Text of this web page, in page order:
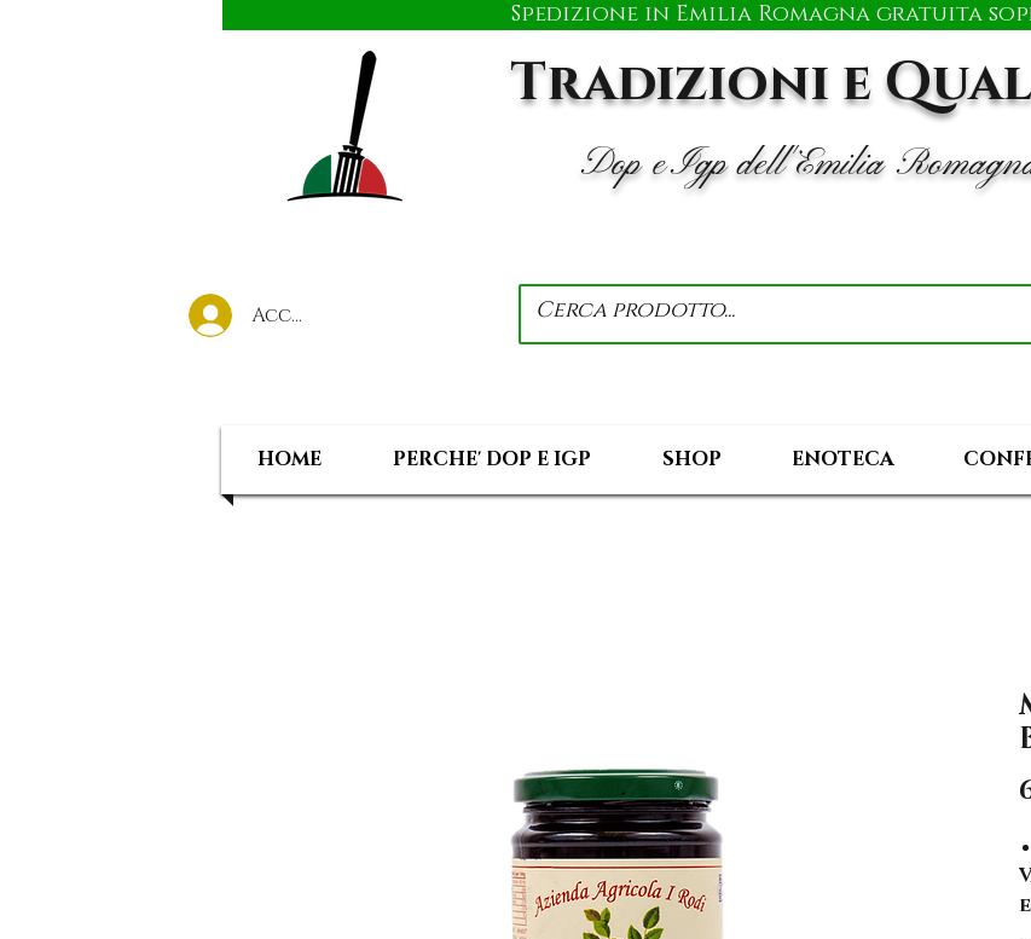
Spedizione in Emilia Romagna gratuita
Tradizioni e
Dop e Igp dell'Emilia
Accedi al tuo account
HOME PERCHE' DOP E IGP SHOP ENOTECA